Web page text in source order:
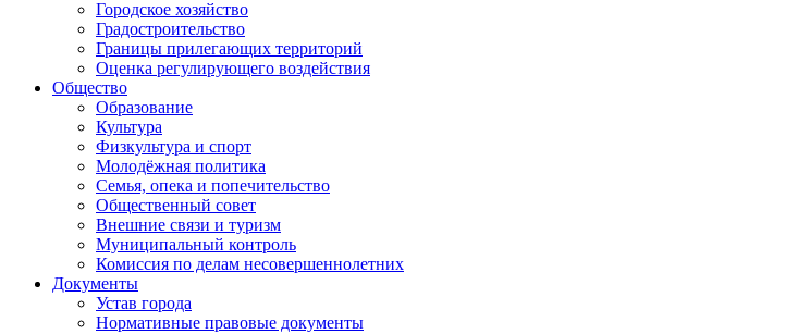
Городское хозяйство
Градостроительство
Границы прилегающих территорий
Оценка регулирующего воздействия
Общество
Образование
Культура
Физкультура и спорт
Молодёжная политика
Семья, опека и попечительство
Общественный совет
Внешние связи и туризм
Муниципальный контроль
Комиссия по делам несовершеннолетних
Документы
Устав города
Нормативные правовые документы